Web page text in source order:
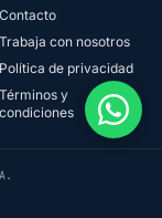
Contacto
Trabaja con nosotros
Política de privacidad
Términos y
condiciones